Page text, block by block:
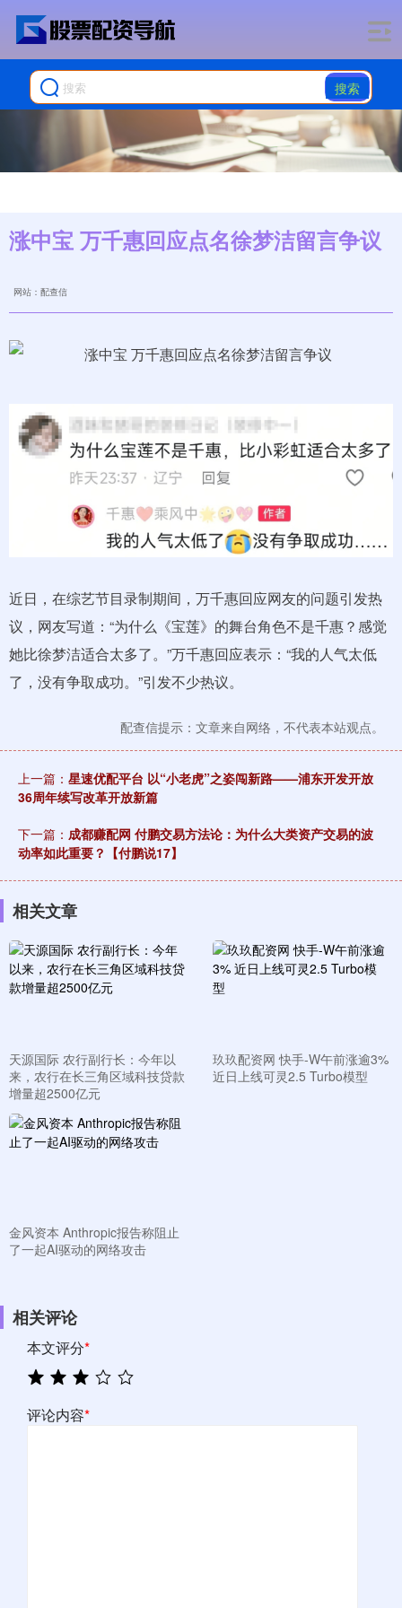
搜索
涨中宝 万千惠回应点名徐梦洁留言争议
网站：配查信
近日，在综艺节目录制期间，万千惠回应网友的问题引发热
议，网友写道：“为什么《宝莲》的舞台角色不是千惠？感觉
她比徐梦洁适合太多了。”万千惠回应表示：“我的人气太低
了，没有争取成功。”引发不少热议。
配查信提示：文章来自网络，不代表本站观点。
上一篇： 星速优配平台 以“小老虎”之姿闯新路——浦东开发开放
36周年续写改革开放新篇
下一篇： 成都赚配网 付鹏交易方法论：为什么大类资产交易的波
动率如此重要？【付鹏说17】
相关文章
天源国际 农行副行长：今年以
来，农行在长三角区域科技贷款
增量超2500亿元
玖玖配资网 快手-W午前涨逾3%
近日上线可灵2.5 Turbo模型
金风资本 Anthropic报告称阻止
了一起AI驱动的网络攻击
相关评论
本文评分*
评论内容*